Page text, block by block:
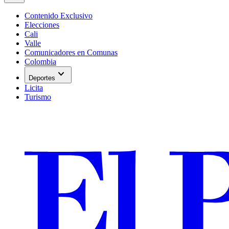
Contenido Exclusivo
Elecciones
Cali
Valle
Comunicadores en Comunas
Colombia
Deportes expand_more
Licita
Turismo